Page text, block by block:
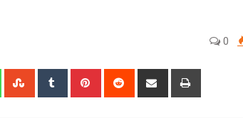
0
WhatsappStumbleUpon
Tumblr Pinterest Reddit
Share